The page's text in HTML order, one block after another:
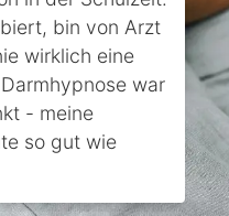
bin von Arzt
wirklich eine
war
- meine
so gut wie
›